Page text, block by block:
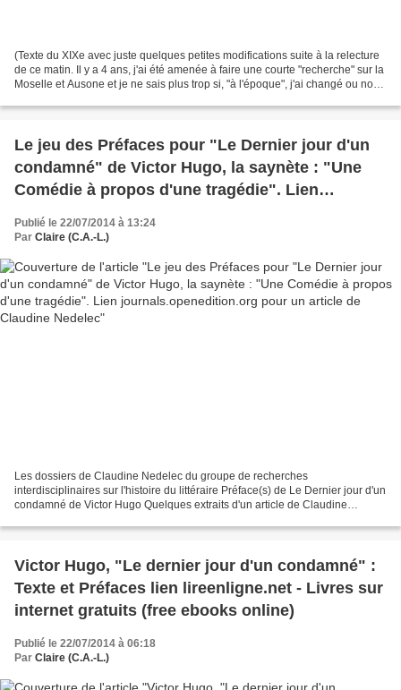
(Texte du XIXe avec juste quelques petites modifications suite à la relecture
de ce matin. Il y a 4 ans, j'ai été amenée à faire une courte "recherche" sur la
Moselle et Ausone et je ne sais plus trop si, "à l'époque", j'ai changé ou non
Le jeu des Préfaces pour "Le Dernier jour d'un
condamné" de Victor Hugo, la saynète : "Une
Comédie à propos d'une tragédie". Lien
Claudine Nedelec
Publié le 22/07/2014 à 13:24
Par Claire (C.A.-L.)
Les dossiers de Claudine Nedelec du groupe de recherches
interdisciplinaires sur l'histoire du littéraire Préface(s) de Le Dernier jour d'un
condamné de Victor Hugo Quelques extraits d'un article de Claudine
Victor Hugo, "Le dernier jour d'un condamné" :
Texte et Préfaces lien lireenligne.net - Livres sur
internet gratuits (free ebooks online)
Publié le 22/07/2014 à 06:18
Par Claire (C.A.-L.)